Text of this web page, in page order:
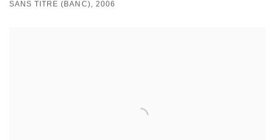
SANS TITRE (BANC), 2006